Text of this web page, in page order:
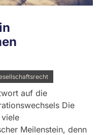
auf die
Die
Meilenstein, denn